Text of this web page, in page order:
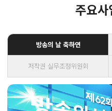
주요
방송의 날 축하연
저작권 실무조정위원회